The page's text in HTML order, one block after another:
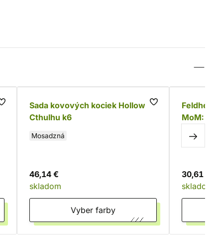
Sada kovových kociek Hollow -
Cthulhu k6
Mosadzná
46,14 €
skladom
Vyber farby
MoM:
30,61 €
skladom